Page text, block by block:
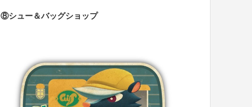
⑧シュー＆バッグショップ